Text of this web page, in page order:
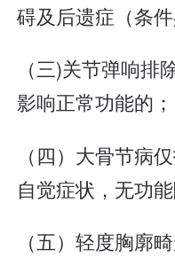
碍及后遗症（条
（三)关节弹响
影响正常功能的；
（四）大骨节病
自觉症状，无功
（五）轻度胸廓